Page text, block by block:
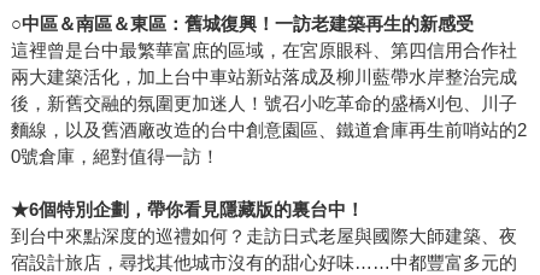
○中區＆南區＆東區：舊城復興！一訪老建築再生的新感受
這裡曾是台中最繁華富庶的區域，在宮原眼科、第四信用合作社
兩大建築活化，加上台中車站新站落成及柳川藍帶水岸整治完成
後，新舊交融的氛圍更加迷人！號召小吃革命的盛橋刈包、川子
麵線，以及舊酒廠改造的台中創意園區、鐵道倉庫再生前哨站的2
0號倉庫，絕對值得一訪！
★6個特別企劃，帶你看見隱藏版的裏台中！
到台中來點深度的巡禮如何？走訪日式老屋與國際大師建築、夜
宿設計旅店，尋找其他城市沒有的甜心好味……中都豐富多元的